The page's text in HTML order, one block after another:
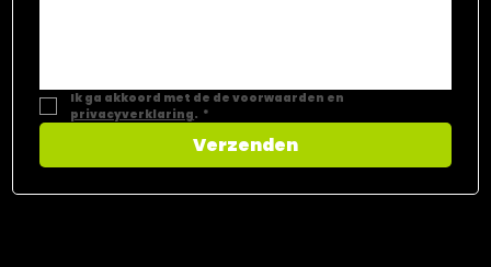
privacyverklaring. *
Verzenden